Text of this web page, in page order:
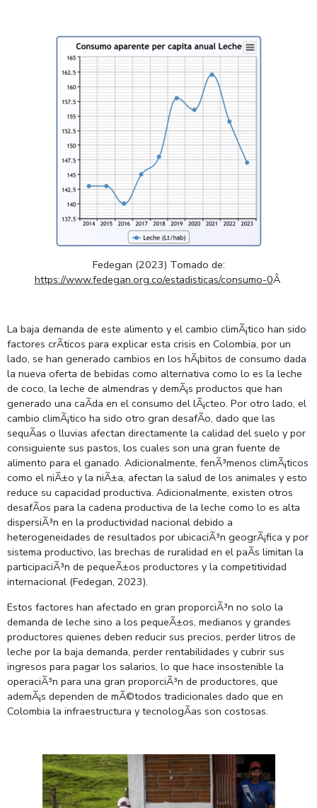
Fedegan (2023) Tomado de:
https://www.fedegan.org.co/estadisticas/consumo-0Â
La baja demanda de este alimento y el cambio climÃ¡tico han sido
factores crÃ­ticos para explicar esta crisis en Colombia, por un
lado, se han generado cambios en los hÃ¡bitos de consumo dada
la nueva oferta de bebidas como alternativa como lo es la leche
de coco, la leche de almendras y demÃ¡s productos que han
generado una caÃ­da en el consumo del lÃ¡cteo. Por otro lado, el
cambio climÃ¡tico ha sido otro gran desafÃ­o, dado que las
sequÃ­as o lluvias afectan directamente la calidad del suelo y por
consiguiente sus pastos, los cuales son una gran fuente de
alimento para el ganado. Adicionalmente, fenÃ³menos climÃ¡ticos
como el niÃ±o y la niÃ±a, afectan la salud de los animales y esto
reduce su capacidad productiva. Adicionalmente, existen otros
desafÃ­os para la cadena productiva de la leche como lo es alta
dispersiÃ³n en la productividad nacional debido a
heterogeneidades de resultados por ubicaciÃ³n geogrÃ¡fica y por
sistema productivo, las brechas de ruralidad en el paÃ­s limitan la
participaciÃ³n de pequeÃ±os productores y la competitividad
internacional (Fedegan, 2023).
Estos factores han afectado en gran proporciÃ³n no solo la
demanda de leche sino a los pequeÃ±os, medianos y grandes
productores quienes deben reducir sus precios, perder litros de
leche por la baja demanda, perder rentabilidades y cubrir sus
ingresos para pagar los salarios, lo que hace insostenible la
operaciÃ³n para una gran proporciÃ³n de productores, que
ademÃ¡s dependen de mÃ©todos tradicionales dado que en
Colombia la infraestructura y tecnologÃ­as son costosas.